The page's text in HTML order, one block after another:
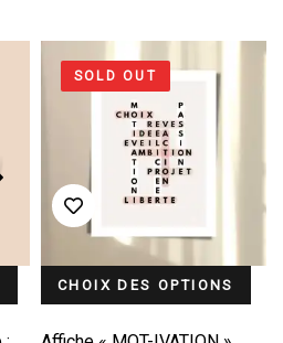
SOLD OUT
CHOIX DES OPTIONS